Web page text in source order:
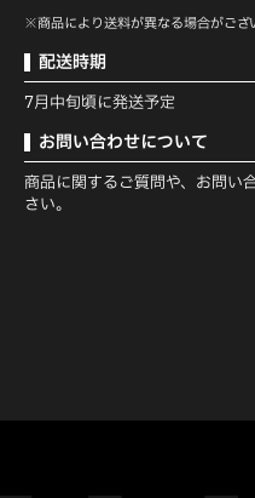
※商品により送料が異なる場合がござ
配送時期
7月中旬頃に発送予定
お問い合わせについて
商品に関するご質問や、お問い
さい。